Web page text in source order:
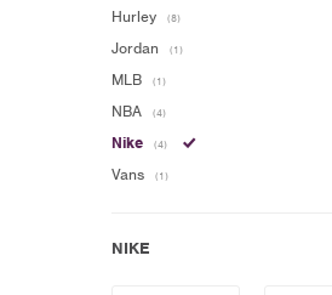
Hurley (8)
Jordan (1)
MLB (1)
NBA (4)
Nike (4)
Vans (1)